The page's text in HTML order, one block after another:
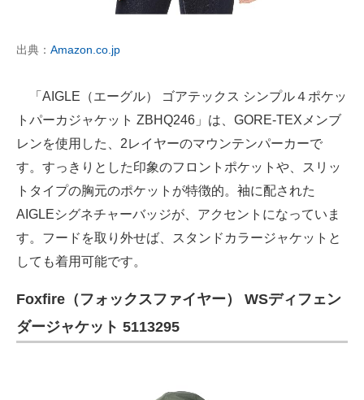
出典： Amazon.co.jp
「AIGLE（エーグル） ゴアテックス シンプル４ポケッ
トパーカジャケット ZBHQ246」は、GORE-TEXメンブ
レンを使用した、2レイヤーのマウンテンパーカーで
す。すっきりとした印象のフロントポケットや、スリッ
トタイプの胸元のポケットが特徴的。袖に配された
AIGLEシグネチャーバッジが、アクセントになっていま
す。フードを取り外せば、スタンドカラージャケットと
しても着用可能です。
Foxfire（フォックスファイヤー） WSディフェン
ダージャケット 5113295